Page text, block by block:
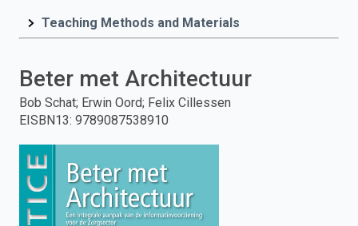
and
press
enter
Teaching Methods and Materials
Beter met Architectuur
Bob Schat; Erwin Oord; Felix Cillessen
EISBN13: 9789087538910